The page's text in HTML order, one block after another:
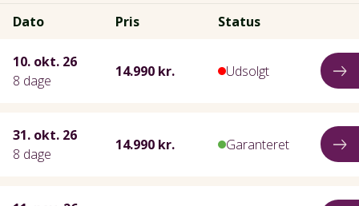
Dato Pris Status
10. okt. 26
8 dage
14.990 kr. Udsolgt
31. okt. 26
8 dage
14.990 kr. Garanteret